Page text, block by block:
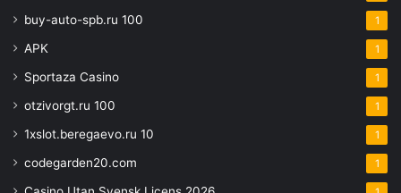
buy-auto-spb.ru 100 1
APK 1
Sportaza Casino 1
otzivorgt.ru 100 1
1xslot.beregaevo.ru 10 1
codegarden20.com 1